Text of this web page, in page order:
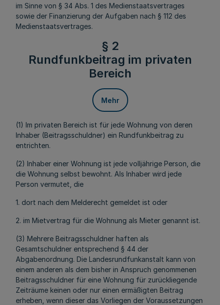
im Sinne von § 34 Abs. 1 des Medienstaatsvertrages
sowie der Finanzierung der Aufgaben nach § 112 des
Medienstaatsvertrages.
§ 2
Rundfunkbeitrag im privaten
Bereich
Mehr
(1) Im privaten Bereich ist für jede Wohnung von deren
Inhaber (Beitragsschuldner) ein Rundfunkbeitrag zu
entrichten.
(2) Inhaber einer Wohnung ist jede volljährige Person, die
die Wohnung selbst bewohnt. Als Inhaber wird jede
Person vermutet, die
1. dort nach dem Melderecht gemeldet ist oder
2. im Mietvertrag für die Wohnung als Mieter genannt ist.
(3) Mehrere Beitragsschuldner haften als
Gesamtschuldner entsprechend § 44 der
Abgabenordnung. Die Landesrundfunkanstalt kann von
einem anderen als dem bisher in Anspruch genommenen
Beitragsschuldner für eine Wohnung für zurückliegende
Zeiträume keinen oder nur einen ermäßigten Beitrag
erheben, wenn dieser das Vorliegen der Voraussetzungen